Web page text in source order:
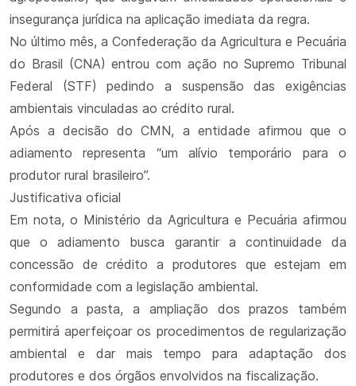
insegurança jurídica na aplicação imediata da regra.
No último mês, a Confederação da Agricultura e Pecuária
do Brasil (CNA) entrou com ação no Supremo Tribunal
Federal (STF) pedindo a suspensão das exigências
ambientais vinculadas ao crédito rural.
Após a decisão do CMN, a entidade afirmou que o
adiamento representa “um alívio temporário para o
produtor rural brasileiro”.
Justificativa oficial
Em nota, o Ministério da Agricultura e Pecuária afirmou
que o adiamento busca garantir a continuidade da
concessão de crédito a produtores que estejam em
conformidade com a legislação ambiental.
Segundo a pasta, a ampliação dos prazos também
permitirá aperfeiçoar os procedimentos de regularização
ambiental e dar mais tempo para adaptação dos
produtores e dos órgãos envolvidos na fiscalização.